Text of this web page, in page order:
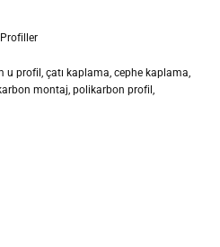
u profil çatı kaplama cephe kaplama
montaj polikarbon profil